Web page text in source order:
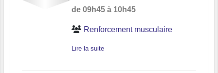
de 09h45 à 10h45
Renforcement musculaire
Lire la suite